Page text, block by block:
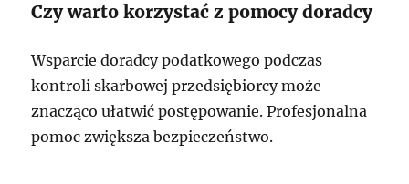
Czy warto korzystać z pomocy doradcy
Wsparcie doradcy podatkowego podczas
kontroli skarbowej przedsiębiorcy może
znacząco ułatwić postępowanie. Profesjonalna
pomoc zwiększa bezpieczeństwo.